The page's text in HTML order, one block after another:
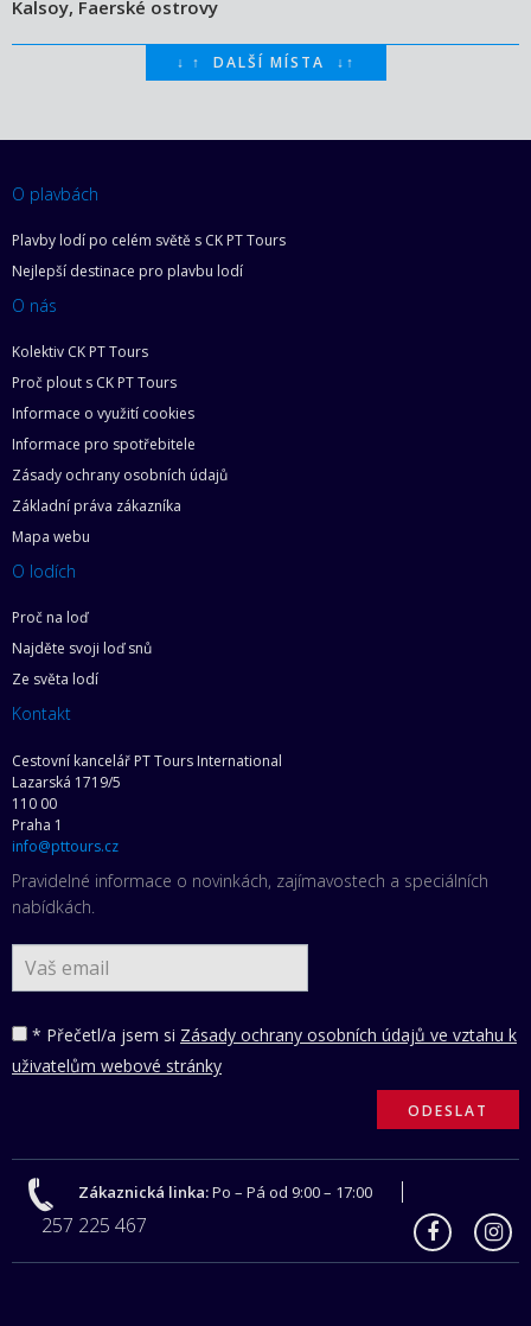
Kalsoy, Faerské ostrovy
↓ ↑ DALŠÍ MÍSTA ↓ ↑
O plavbách
Plavby lodí po celém světě s CK PT Tours
Nejlepší destinace pro plavbu lodí
O nás
Kolektiv CK PT Tours
Proč plout s CK PT Tours
Informace o využití cookies
Informace pro spotřebitele
Zásady ochrany osobních údajů
Základní práva zákazníka
Mapa webu
O lodích
Proč na loď
Najděte svoji loď snů
Ze světa lodí
Kontakt
Cestovní kancelář PT Tours International
Lazarská 1719/5
110 00
Praha 1
info@pttours.cz
Pravidelné informace o novinkách, zajímavostech a speciálních
nabídkách.
* Přečetl/a jsem si Zásady ochrany osobních údajů ve vztahu k
uživatelům webové stránky
Zákaznická linka:Po – Pá od 9:00 – 17:00
257 225 467